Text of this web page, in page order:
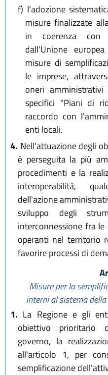
f) l'adozione
misure finalizzate
in coerenza
dall'Unione
misure di
le imprese,
oneri
specifici "Piani di
raccordo con
enti locali.
4. Nell'attuazione degli
è perseguita la più
procedimenti e la
interoperabilità,
dell'azione
sviluppo degli
interconnessione fra
operanti nel territorio
favorire processi di
Misure per la
interni al sistema della
1. La Regione e gli
obiettivo prioritario
governo, la
all'articolo 1, per
semplificazione